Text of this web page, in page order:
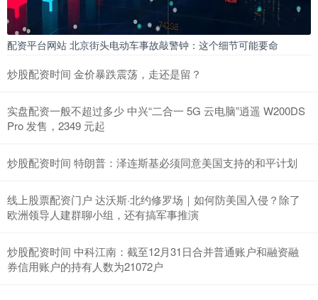
配资平台网站 北京街头电动车事故敲警钟：这个细节可能要命
炒股配资时间 金价暴跌震荡，走还是留？
实盘配资一般不超过多少 中兴“二合一 5G 云电脑”逍遥 W200DS
Pro 发售，2349 元起
炒股配资时间 特朗普：泽连斯基必须同意美国支持的和平计划
线上股票配资门户 达沃斯·北约修罗场｜如何防美国入侵？除了
欧洲领导人建群聊小组，还有搞军事推演
炒股配资时间 中科江南：截至12月31日合并普通账户和融资融
券信用账户的持有人数为21072户